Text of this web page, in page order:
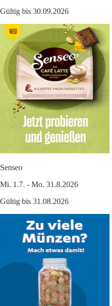
Gültig bis 30.09.2026
Senseo
Mi. 1.7. - Mo. 31.8.2026
Gültig bis 31.08.2026